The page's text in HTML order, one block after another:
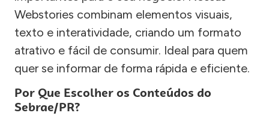
Webstories combinam elementos visuais,
texto e interatividade, criando um formato
atrativo e fácil de consumir. Ideal para quem
quer se informar de forma rápida e eficiente.
Por Que Escolher os Conteúdos do
Sebrae/PR?